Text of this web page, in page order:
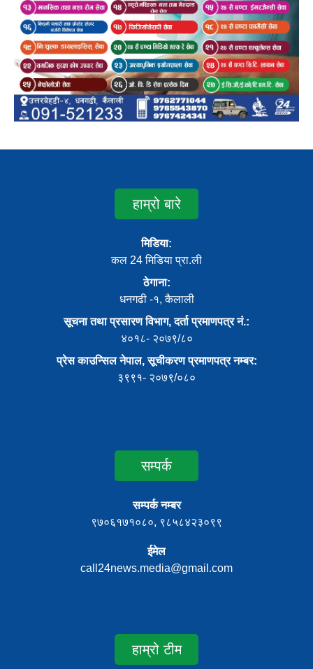
हाम्रो बारे
मिडिया:
कल 24 मिडिया प्रा.ली
ठेगाना:
धनगढी -१, कैलाली
सूचना तथा प्रसारण विभाग, दर्ता प्रमाणपत्र नं.:
४०१८- २०७९/८०
प्रेस काउन्सिल नेपाल, सूचीकरण प्रमाणपत्र नम्बर:
३९९१- २०७९/०८०
सम्पर्क
सम्पर्क नम्बर
९७०६१७१०८०, ९८५८४२३०९९
ईमेल
call24news.media@gmail.com
हाम्रो टीम